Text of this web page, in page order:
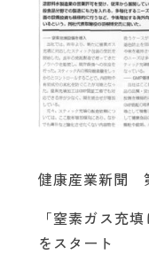
健康産業新聞
「窒素ガス充
をスタート